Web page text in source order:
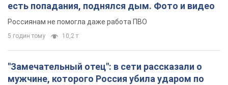
есть попадания, поднялся дым. Фото и видео
Россиянам не помогла даже работа ПВО
5 годин тому 10,2 т.
"Замечательный отец": в сети рассказали о
мужчине, которого Россия убила ударом по